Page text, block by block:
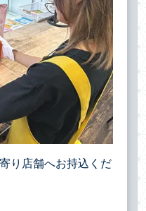
り店舗へお持込くだ